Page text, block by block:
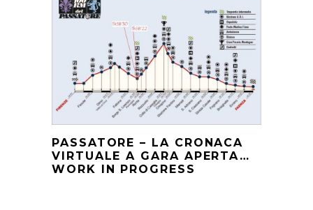
PASSATORE – LA CRONACA
VIRTUALE A GARA APERTA…
WORK IN PROGRESS